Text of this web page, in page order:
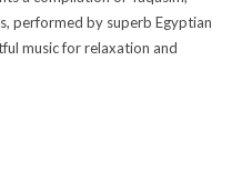
performed by superb Egyptian
music for relaxation and